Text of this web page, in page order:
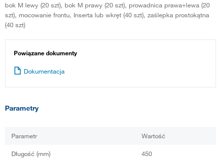
bok M lewy (20 szt), bok M prawy (20 szt), prowadnica prawa+lewa (20
szt), mocowanie frontu, Inserta lub wkręt (40 szt), zaślepka prostokątna
(40 szt)
Powiązane dokumenty
Dokumentacja
Parametry
Parametr Wartość
Długość (mm) 450